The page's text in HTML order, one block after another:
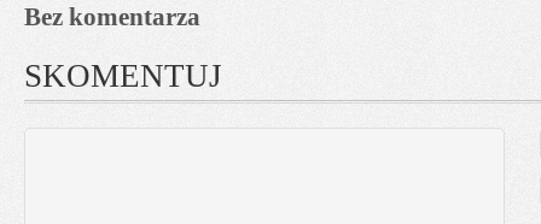
Bez komentarza
SKOMENTUJ